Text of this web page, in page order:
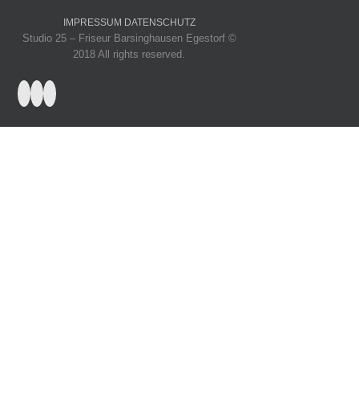
IMPRESSUM DATENSCHUTZ
Studio 25 – Friseur Barsinghausen Egestorf ©
2018 All rights reserved.